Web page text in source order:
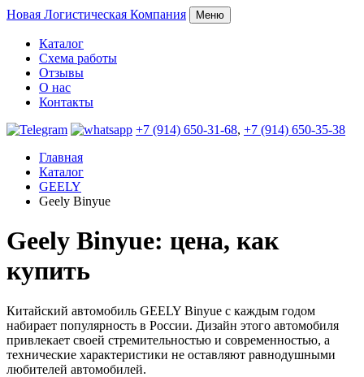
Новая Логистическая Компания Меню
Каталог
Схема работы
Отзывы
О нас
Контакты
+7 (914) 650-31-68, +7 (914) 650-35-38
Главная
Каталог
GEELY
Geely Binyue
Geely Binyue: цена, как
купить
Китайский автомобиль GEELY Binyue с каждым годом
набирает популярность в России. Дизайн этого автомобиля
привлекает своей стремительностью и современностью, а
технические характеристики не оставляют равнодушными
любителей автомобилей.